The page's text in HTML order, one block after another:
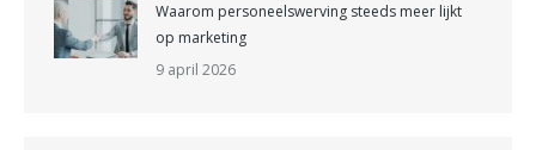
Waarom personeelswerving steeds meer lijkt
op marketing
9 april 2026